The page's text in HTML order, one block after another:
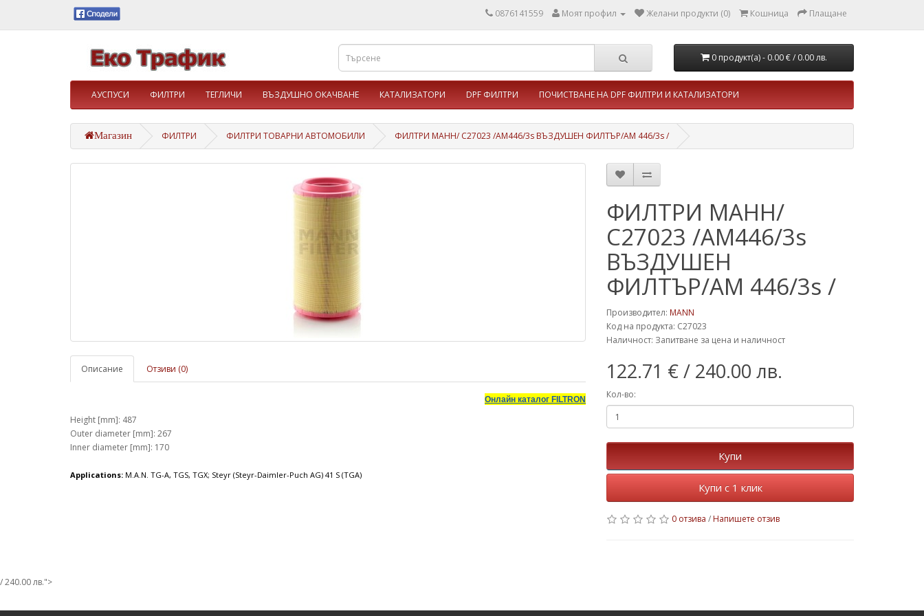
0876141559 Моят профил Желани продукти (0) Кошница Плащане
0 продукт(а) - 0.00 €/ 0.00 лв.
АУСПУСИ ФИЛТРИ ТЕГЛИЧИ ВЪЗДУШНО ОКАЧВАНЕ КАТАЛИЗАТОРИ DPF ФИЛТРИ ПОЧИСТВАНЕ НА DPF ФИЛТРИ И КАТАЛИЗАТОРИ
Магазин ФИЛТРИ ФИЛТРИ ТОВАРНИ АВТОМОБИЛИ ФИЛТРИ МАНН/ C27023 /AM446/3s ВЪЗДУШЕН ФИЛТЪР/AM 446/3s /
Описание Отзиви (0)
Онлайн каталог FILTRON
Height [mm]: 487
Outer diameter [mm]: 267
Inner diameter [mm]: 170
Applications: M.A.N. TG-A, TGS, TGX; Steyr (Steyr-Daimler-Puch AG) 41 S (TGA)
ФИЛТРИ МАНН/
C27023 /AM446/3s
ВЪЗДУШЕН
ФИЛТЪР/AM 446/3s /
Производител: MANN
Код на продукта: C27023
Наличност: Запитване за цена и наличност
122.71 €/ 240.00 лв.
Кол-во:
Купи
Купи с 1 клик
0 отзива / Напишете отзив
/ 240.00 лв.">